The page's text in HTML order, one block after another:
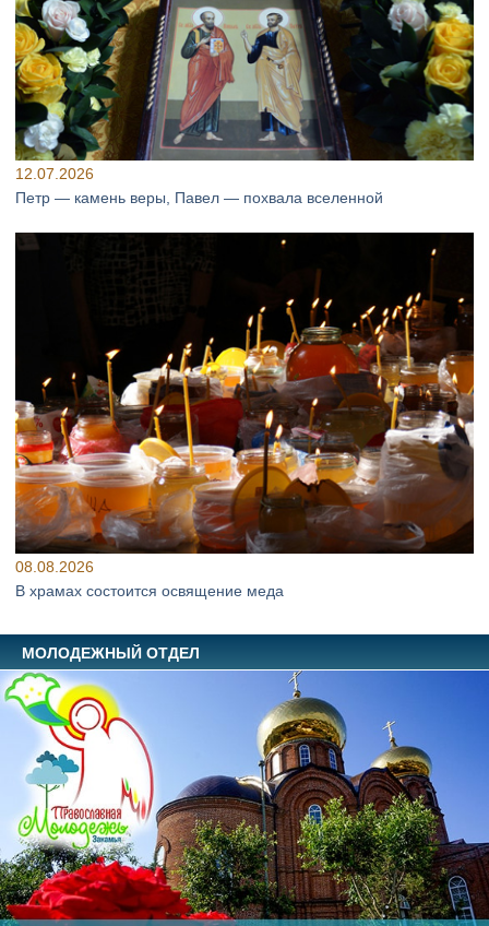
12.07.2026
Петр — камень веры, Павел — похвала вселенной
08.08.2026
В храмах состоится освящение меда
МОЛОДЕЖНЫЙ ОТДЕЛ